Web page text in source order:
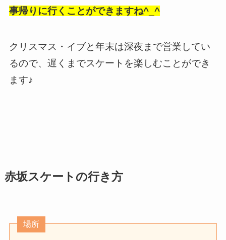
事帰りに行くことができますね^_^
クリスマス・イブと年末は深夜まで営業してい
るので、遅くまでスケートを楽しむことができ
ます♪
赤坂スケートの行き方
場所